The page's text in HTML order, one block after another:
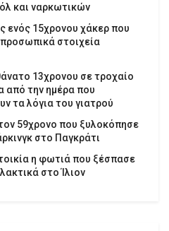
και ναρκωτικών
ενός 15χρονου χάκερ που
στοιχεία
13χρονου σε τροχαίο
από την ημέρα που
τα λόγια του γιατρού
59χρονο που ξυλοκόπησε
στο Παγκράτι
η φωτιά που ξέσπασε
στο Ίλιον